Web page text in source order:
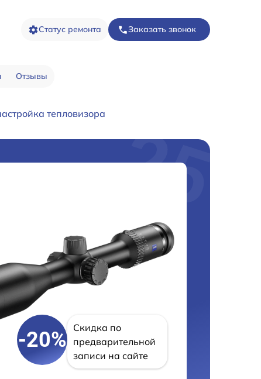
Статус ремонта Заказать звонок
Отзывы
тепловизора
-20%
Скидка по
предварительной
записи на сайте